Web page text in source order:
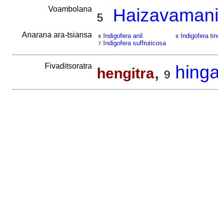
Voambolana
5
Anarana ara-tsiansa 6 Indigofera anil
7 Indigofera suffruticosa
8 Indigofera
Fivaditsoratra hengitra, 9